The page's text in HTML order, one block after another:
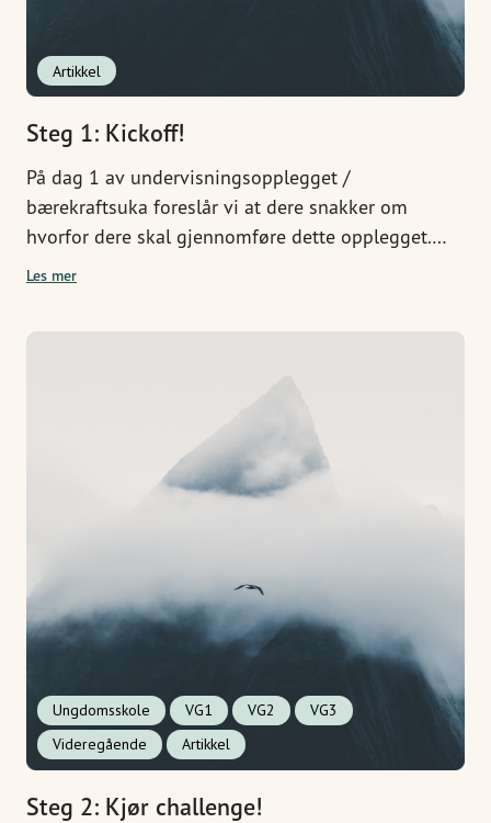
Artikkel
Steg 1: Kickoff!
På dag 1 av undervisningsopplegget /
bærekraftsuka foreslår vi at dere snakker om
hvorfor dere skal gjennomføre dette opplegget.
Hvorfor er dette viktig?
Les mer
Ungdomsskole VG1 VG2
VG3
Videregående
Artikkel
Steg 2: Kjør challenge!